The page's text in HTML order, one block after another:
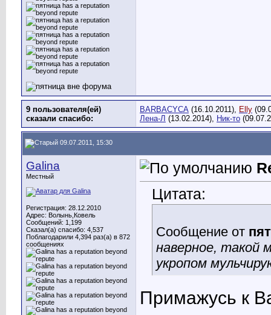
9 пользователя(ей)
сказали cпасибо:
BARBACYCA (16.10.2011), Elly
Лена-Л (13.02.2014), Ник-то
09.07.2011, 15:30
Galina
Местный
Регистрация: 28.12.2010
Адрес: Волынь,Ковель
Сообщений: 1,199
Сказал(а) спасибо: 4,537
Поблагодарили 4,394 раз(а) в 872
сообщениях
Цитата:
Сообщение от
наверное, такой
укропом
Примажусь к